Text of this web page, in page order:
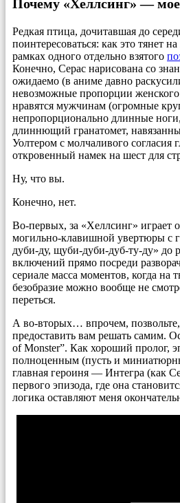
Почему «Хеллсинг» —
Редкая птица, дочитавшая до
поинтересоваться: как это тянет
рамках одного отдельно взятого
Конечно, Серас нарисована со
ожидаемо (в аниме давно
невозможные пропорции женского
нравятся мужчинам (огромные
непропорционально длинные
длиннющий гранатомет,
Уолтером с молчаливого
откровенный намек на шест для
Ну, что вы.
Конечно, нет.
Во-первых, за «Хеллсинг» играет
могильно-клавишной увертюры с
дуби-ду, щуби-дуби-дуб-ту-ду» до
включений прямо посреди
сериале масса моментов, когда на
безобразие можно вообще не
переться.
А во-вторых… впрочем,
предоставить вам решать самим.
of Monster”. Как хороший пролог,
полноценным (пусть и
главная героиня — Интегра (как
первого эпизода, где она
логика оставляют меня